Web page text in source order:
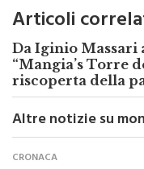
Articoli
Da Iginio Massari
“Mangia’s Torre
riscoperta della
Altre notizie su
CRONACA